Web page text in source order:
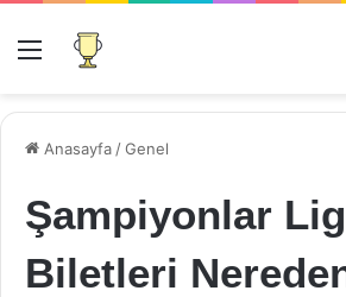
Menü
Anasayfa /Genel
Şampiyonlar
Biletleri